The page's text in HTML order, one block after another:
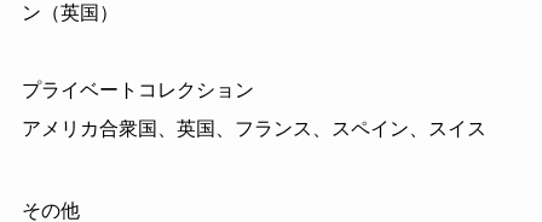
ン（英国）
プライベートコレクション
アメリカ合衆国、英国、フランス、スペイン、スイス
その他